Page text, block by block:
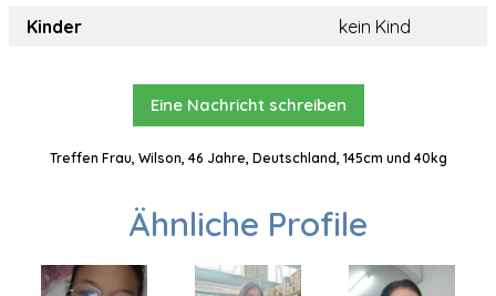
Kinder
kein Kind
Eine Nachricht schreiben
Treffen Frau, Wilson, 46 Jahre, Deutschland, 145cm und 40kg
Ähnliche Profile